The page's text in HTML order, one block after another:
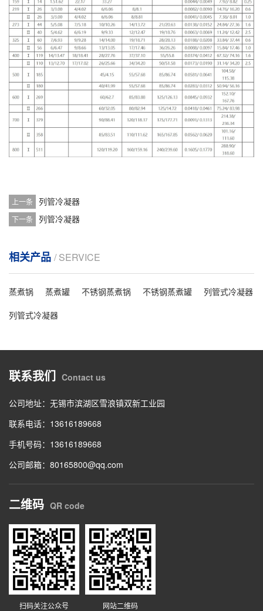
上一条 列管冷凝器
下一条 列管冷凝器
相关产品 / SERVICE
蒸煮锅 蒸煮罐 不锈钢蒸煮锅 不锈钢蒸煮罐
列管式冷凝器
列管式冷凝器
联系我们 Contact us
公司地址：无锡市滨湖区雪浪镇双新工业园
联系电话：13616189668
手机号码：13616189668
公司邮箱：80165800@qq.com
二维码 QR code
扫码关注公众号 网站二维码